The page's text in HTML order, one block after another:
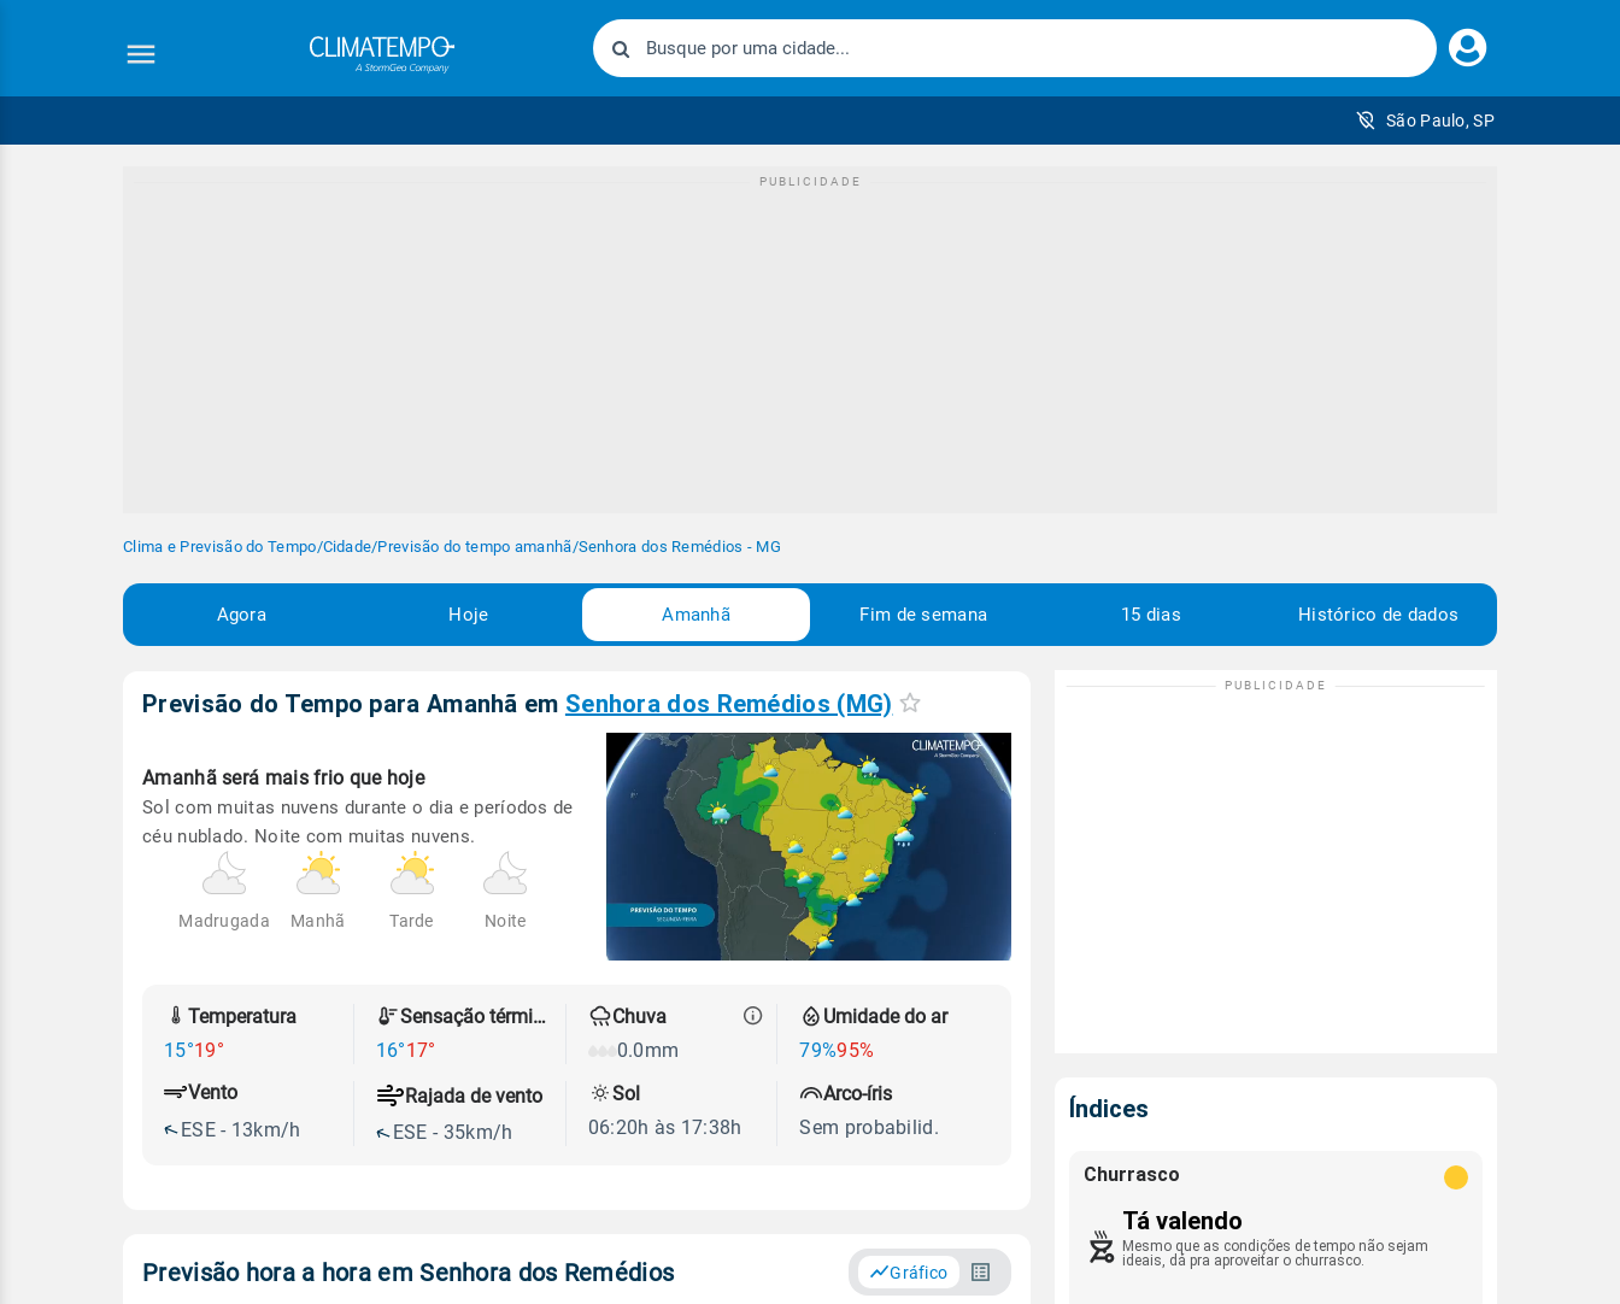
Faça
seu
São Paulo, SP
Clima e Previsão do Tempo/Cidade/Previsão do tempo amanhã/Senhora dos Remédios - MG
Agora Hoje Amanhã Fim de semana 15 dias Histórico de dados
Previsão do Tempo para Amanhã em Senhora dos Remédios (MG)
Amanhã será mais frio que hoje
Sol com muitas nuvens durante o dia e períodos de
céu nublado. Noite com muitas nuvens.
Madrugada Manhã Tarde Noite
Temperatura
15°19°
Sensação térmica
16°17°
Chuva
0.0mm
Umidade do ar
79%95%
Vento
ESE - 13km/h
Rajada de vento
ESE - 35km/h
Sol
06:20h às 17:38h
Arco-íris
Sem probabilid.
Previsão hora a hora em Senhora dos Remédios Gráfico
Índices
Churrasco
Tá valendo
Mesmo que as condições de tempo não sejam
ideais, dá pra aproveitar o churrasco.